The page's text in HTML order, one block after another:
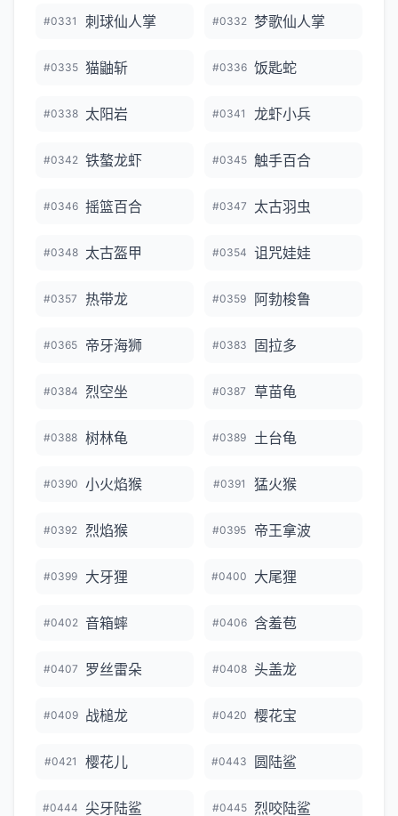
#0331 刺球仙人掌 #0332 梦歌仙人掌
#0335 猫鼬斩 #0336 饭匙蛇
#0338 太阳岩 #0341 龙虾小兵
#0342 铁螯龙虾 #0345 触手百合
#0346 摇篮百合 #0347 太古羽虫
#0348 太古盔甲 #0354 诅咒娃娃
#0357 热带龙 #0359 阿勃梭鲁
#0365 帝牙海狮 #0383 固拉多
#0384 烈空坐 #0387 草苗龟
#0388 树林龟 #0389 土台龟
#0390 小火焰猴 #0391 猛火猴
#0392 烈焰猴 #0395 帝王拿波
#0399 大牙狸 #0400 大尾狸
#0402 音箱蟀 #0406 含羞苞
#0407 罗丝雷朵 #0408 头盖龙
#0409 战槌龙 #0420 樱花宝
#0421 樱花儿 #0443 圆陆鲨
#0444 尖牙陆鲨 #0445 烈咬陆鲨